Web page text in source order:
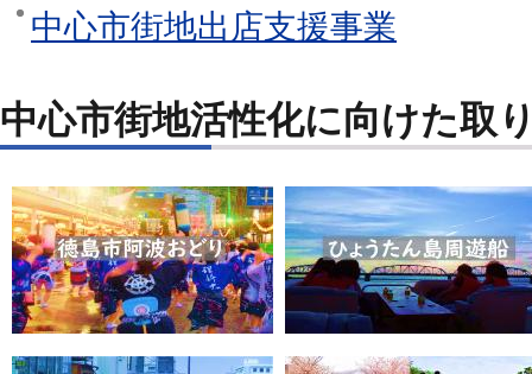
中心市街地出店支援事業
中心市街地活性化に向けた取